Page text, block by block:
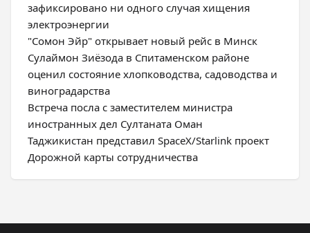
зафиксировано ни одного случая хищения
электроэнергии
"Сомон Эйр" открывает новый рейс в Минск
Сулаймон Зиёзода в Спитаменском районе
оценил состояние хлопководства, садоводства и
виноградарства
Встреча посла с заместителем министра
иностранных дел Султаната Оман
Таджикистан представил SpaceX/Starlink проект
Дорожной карты сотрудничества